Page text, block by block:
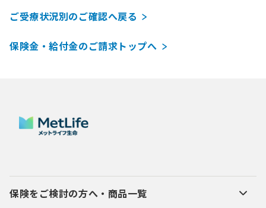
ご受療状況別のご確認へ戻る
保険金・給付金のご請求トップへ
保険をご検討の方へ・商品一覧